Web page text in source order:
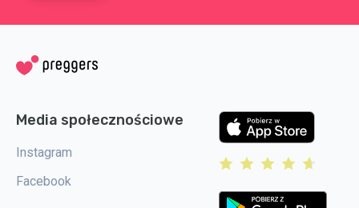
Media społecznościowe
Instagram
Facebook